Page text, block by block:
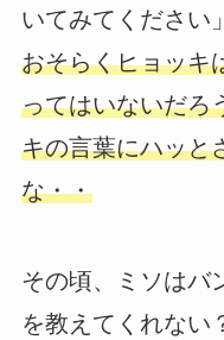
いてみてください
おそらくヒョッキ
ってはいないだろ
キの言葉にハッと
な・・
その頃、ミソはバ
を教えてくれない